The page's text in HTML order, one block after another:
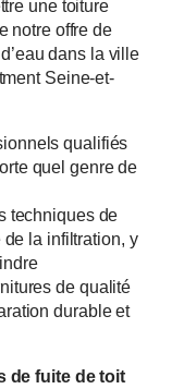
une toiture
notre offre de
dans la ville
Seine-et-
qualifiés
quel genre de
techniques de
la infiltration, y
de qualité
durable et
de fuite de toit